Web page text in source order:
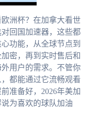
洲杯？在加拿大看世
回国加速器，这些都
功能，从全球节点到
密，再到实时售后和
用户的需求。不管你
都能通过它流畅观看
准备好，2026年美加
为喜欢的球队加油